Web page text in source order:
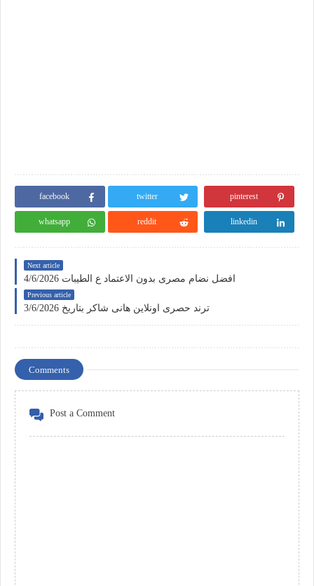
facebook twitter pinterest
whatsapp reddit linkedin
Next article
افضل نضام مصرى بدون الاعتماد ع الطيبات 4/6/2026
Previous article
ترند حصرى اونلاين هانى شاكر بتاريخ 3/6/2026
Comments
Post a Comment